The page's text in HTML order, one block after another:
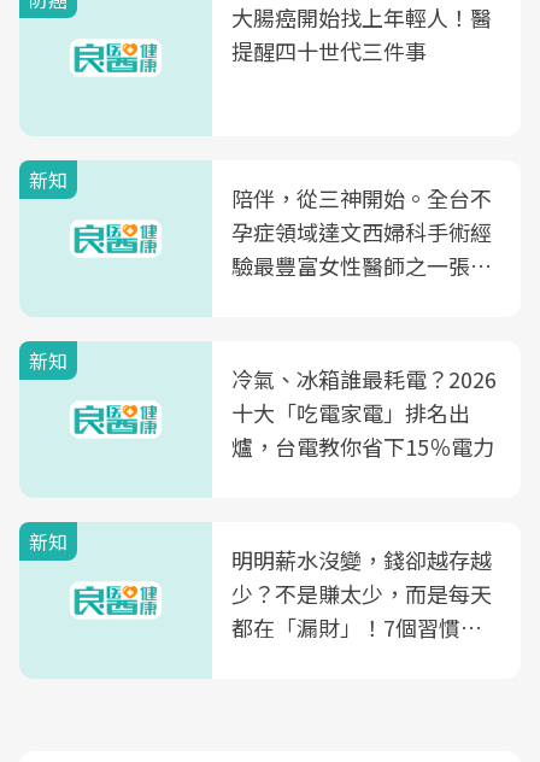
大腸癌開始找上年輕人！醫
提醒四十世代三件事
新知
陪伴，從三神開始。全台不
孕症領域達文西婦科手術經
驗最豐富女性醫師之一張永
光田醫院建構360度女性健
康照護生態圈
新知
冷氣、冰箱誰最耗電？2026
十大「吃電家電」排名出
爐，台電教你省下15％電力
新知
明明薪水沒變，錢卻越存越
少？不是賺太少，而是每天
都在「漏財」！7個習慣一